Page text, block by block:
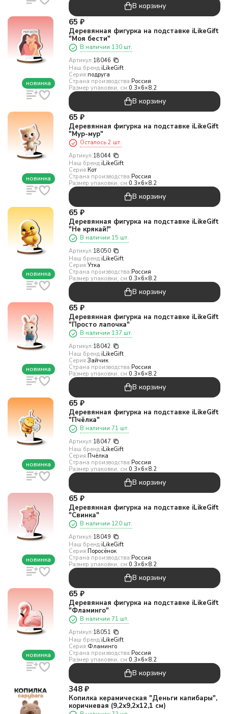
В корзину
новинка
65 ₽
Деревянная фигурка на подставке iLikeGift
"Моя бести"
В наличии 130 шт.
Артикул:18046
Наш бренд:iLikeGift
Серия:подруга
Страна производства:Россия
Размер упаковки, см:0.3×6×8.2
В корзину
новинка
65 ₽
Деревянная фигурка на подставке iLikeGift
"Мур-мур"
Осталось 2 шт.
Артикул:18044
Наш бренд:iLikeGift
Серия:Кот
Страна производства:Россия
Размер упаковки, см:0.3×6×8.2
В корзину
новинка
65 ₽
Деревянная фигурка на подставке iLikeGift
"Не крякай!"
В наличии 15 шт.
Артикул:18050
Наш бренд:iLikeGift
Серия:Утка
Страна производства:Россия
Размер упаковки, см:0.3×6×8.2
В корзину
новинка
65 ₽
Деревянная фигурка на подставке iLikeGift
"Просто лапочка"
В наличии 137 шт.
Артикул:18042
Наш бренд:iLikeGift
Серия:Зайчик
Страна производства:Россия
Размер упаковки, см:0.3×6×8.2
В корзину
новинка
65 ₽
Деревянная фигурка на подставке iLikeGift
"Пчёлка"
В наличии 71 шт.
Артикул:18047
Наш бренд:iLikeGift
Серия:Пчёлка
Страна производства:Россия
Размер упаковки, см:0.3×6×8.2
В корзину
новинка
65 ₽
Деревянная фигурка на подставке iLikeGift
"Свинка"
В наличии 120 шт.
Артикул:18049
Наш бренд:iLikeGift
Серия:Поросёнок
Страна производства:Россия
Размер упаковки, см:0.3×6×8.2
В корзину
новинка
65 ₽
Деревянная фигурка на подставке iLikeGift
"Фламинго"
В наличии 71 шт.
Артикул:18051
Наш бренд:iLikeGift
Серия:Фламинго
Страна производства:Россия
Размер упаковки, см:0.3×6×8.2
В корзину
348 ₽
Копилка керамическая "Деньги капибары",
коричневая (9,2х9,2х12,1 см)